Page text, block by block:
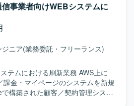
事業者向けWEBシステムに
ニア(業務委託・フリーランス)
テムにおける刷新業務 AWS上に
金・マイページのシステムを新規
構築された顧客／契約管理システ